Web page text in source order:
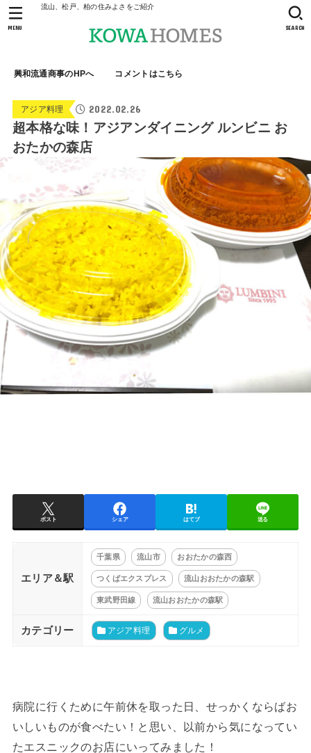
流山、松戸、柏の住みよさをご紹介
興和流通商事のHPへ コメントはこちら
SEARCH
MENU
アジア料理 2022.02.26
超本格な味！アジアンダイニング ルンビニ お
おたかの森店
ポスト シェア はてブ 送る
エリア＆駅
千葉県 流山市 おおたかの森西
つくばエクスプレス 流山おおたかの森駅
東武野田線 流山おおたかの森駅
カテゴリー アジア料理 グルメ
病院に行くために午前休を取った日、せっかくならばお
いしいものが食べたい！と思い、以前から気になってい
たエスニックのお店にいってみました！